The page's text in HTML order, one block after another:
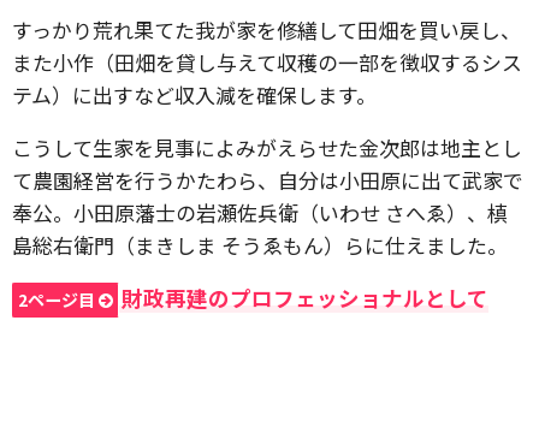
すっかり荒れ果てた我が家を修繕して田畑を買い戻し、
また小作（田畑を貸し与えて収穫の一部を徴収するシス
テム）に出すなど収入減を確保します。
こうして生家を見事によみがえらせた金次郎は地主とし
て農園経営を行うかたわら、自分は小田原に出て武家で
奉公。小田原藩士の岩瀬佐兵衛（いわせ さへゑ）、槙
島総右衛門（まきしま そうゑもん）らに仕えました。
2ページ目 財政再建のプロフェッショナルとして